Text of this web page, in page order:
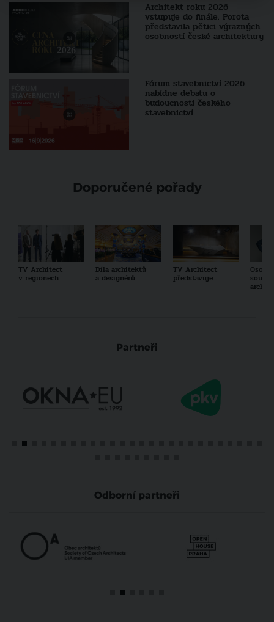
Architekt roku 2026
vstupuje do finále. Porota
představila pětici výrazných
osobností české architektury
Fórum stavebnictví 2026
nabídne debatu o
budoucnosti českého
stavebnictví
Doporučené pořady
TV Architect
v regionech
Díla architektů
a designérů
TV Architect
představuje...
Partneři
Odborní partneři